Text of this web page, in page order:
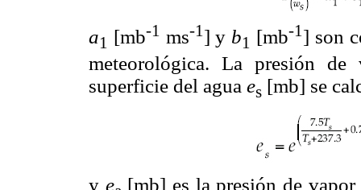
a1 [mb-1 ms-1 ] y b1 [mb-1 ] son
meteorológica. La presión
superficie del agua es [mb] se
y e
[mb] es la presión de